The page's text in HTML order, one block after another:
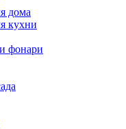
дома
кухни
фонари